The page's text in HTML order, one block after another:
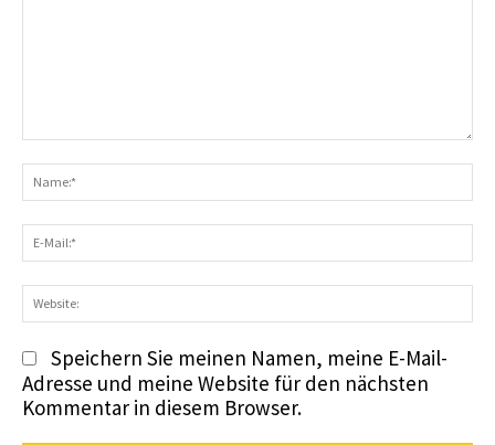
Speichern Sie meinen Namen, meine E-Mail-
Adresse und meine Website für den nächsten
Kommentar in diesem Browser.